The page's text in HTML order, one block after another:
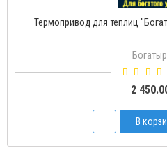
Термопривод для теплиц
2
В